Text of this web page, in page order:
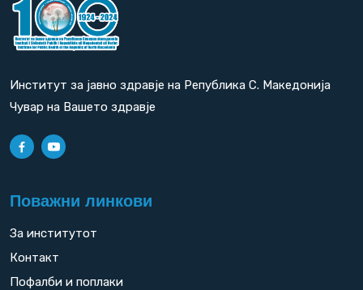
Институт за јавно здравје на Република С. Македонија
Чувар на Вашето здравје
Поважни линкови
За институтот
Контакт
Пофалби и поплаки